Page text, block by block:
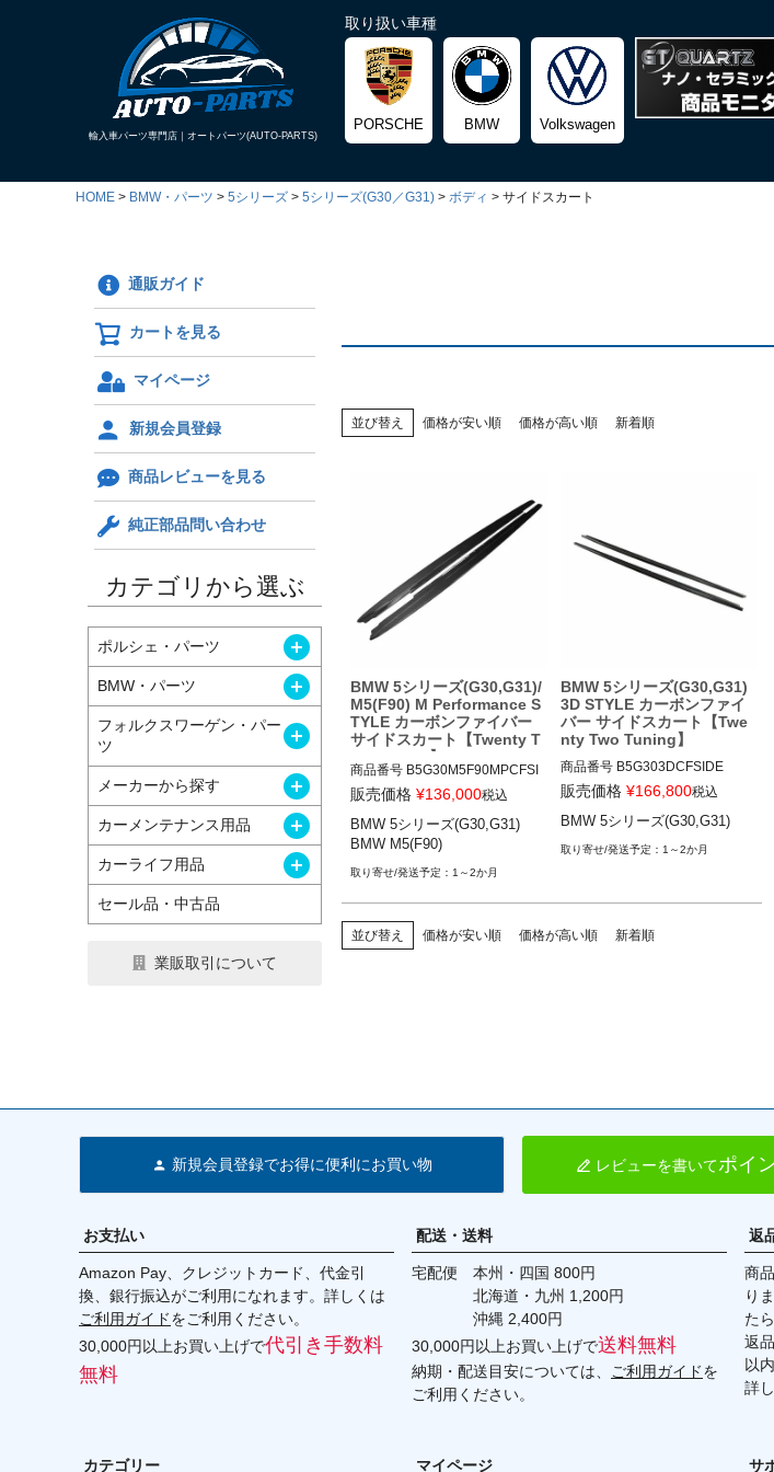
輸入車パーツ専門店｜オートパーツ(AUTO-PARTS)
取り扱い車種
PORSCHE BMW Volkswagen
HOME BMW・パーツ 5シリーズ 5シリーズ(G30／G31) ボディ サイドスカート
通販ガイド
カートを見る
マイページ
新規会員登録
商品レビューを見る
純正部品問い合わせ
カテゴリから選ぶ
ポルシェ・パーツ
BMW・パーツ
フォルクスワーゲン・パー
ツ
メーカーから探す
カーメンテナンス用品
カーライフ用品
セール品・中古品
業販取引について
並び替え 価格が安い順 価格が高い順 新着順
BMW 5シリーズ(G30,G31)/
M5(F90) M Performance S
TYLE カーボンファイバー
サイドスカート【Twenty T
wo Tuning】
商品番号 B5G30M5F90MPCFSI
DE
12TTT"BMW 5 SERIES/M5 (G3
0/G31/F90) M PERFORMANCE
KIRTS"
BMW 5シリーズ(G30,G31) 17-2
販売価格 ¥136,000税込
BMW 5シリーズ(G30,G31)
BMW M5(F90)
1～2か月
BMW 5シリーズ(G30,G31)
3D STYLE カーボンファイ
バー サイドスカート【Twe
nty Two Tuning】
商品番号 B5G303DCFSIDE
B5G303DCFSIDE
12TTT"BMW 5 SERIES/540I (G3
0/G31) 3D STYLE CARBON FIB
BMW 5シリーズ(G30,G31) 17-
販売価格 ¥166,800税込
BMW 5シリーズ(G30,G31)
1～2か月
並び替え 価格が安い順 価格が高い順 新着順
新規会員登録でお得に便利にお買い物 レビューを書いてポイ
お支払い
Amazon Pay、クレジットカード、代金引
換、銀行振込がご利用になれます。詳しくは
ご利用ガイドをご利用ください。
30,000円以上お買い上げで代引き手数料
無料
配送・送料
宅配便 本州・四国 800円
北海道・九州 1,200円
沖縄 2,400円
30,000円以上お買い上げで送料無料
納期・配送目安については、 ご利用ガイドを
ご利用ください。
返
商
り
た
返
以
詳
カテゴリー マイページ サ